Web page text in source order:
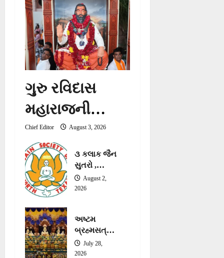
ગુરુ રવિદાસ
મહારાજની
૬૫૦મી જયંતી
નિમિત્તે કળશ
યાત્રાને
આવકારી
Chief Editor August 3, 2026
૩ કલાક જૈન
સુતરો ,
સ્તોત્રો,
શ્લોક વગેરે
August 2,
2026
અષ્ટમ
બ્રહ્મસત્ર
ની ભવ્ય
ઉજવણી –
July 28,
2026